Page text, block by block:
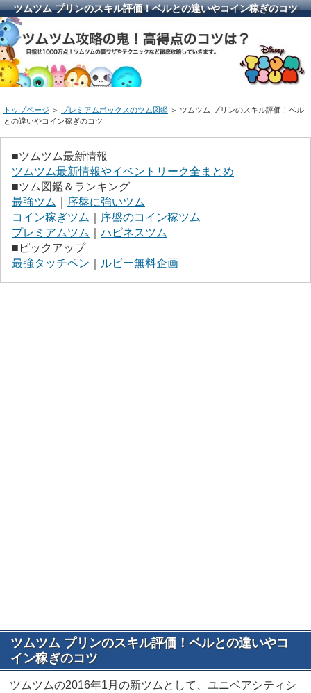
ツムツム プリンのスキル評価！ベルとの違いやコイン稼ぎのコツ
トップページ ＞ プレミアムボックスのツム図鑑 ＞ ツムツム プリンのスキル評価！ベル
との違いやコイン稼ぎのコツ
■ツムツム最新情報
ツムツム最新情報やイベントリーク全まとめ
■ツム図鑑＆ランキング
最強ツム
序盤に強いツム
コイン稼ぎツム
序盤のコイン稼ツム
プレミアムツム
ハピネスツム
■ピックアップ
最強タッチペン
ルビー無料企画
ツムツム プリンのスキル評価！ベルとの違いやコ
イン稼ぎのコツ
ツムツムの2016年1月の新ツムとして、ユニベアシティシ